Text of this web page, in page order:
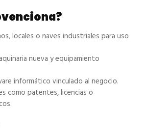
locales o naves industriales para uso
nueva y equipamiento
informático vinculado al negocio.
como patentes, licencias o